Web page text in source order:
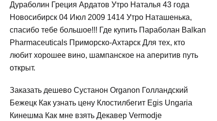
Дураболин Греция Ардатов Утро Наталья 43 года
Новосибирск 04 Июл 2009 1414 Утро Наташенька,
спасибо тебе большое!!! Где купить Параболан Balkan
Pharmaceuticals Приморско-Ахтарск Для тех, кто
любит хорошее вино, шампанское на аперитив путь
открыт.
Заказать дешево Сустанон Organon Голландский
Бежецк Как узнать цену Клостилбегит Egis Ungaria
Кинешма Как мне взять Декавер Vermodje